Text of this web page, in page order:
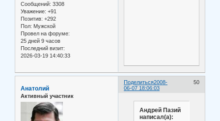
Сообщений: 3308
Уважение: +91
Позитив: +292
Пол: Мужской
Провел на форуме:
25 дней 9 часов
Последний визит:
2026-03-19 14:40:33
Поделиться 50
2008-
06-07 18:06:03
Анатолий
Активный участник
Андрей Пазий
написал(а):